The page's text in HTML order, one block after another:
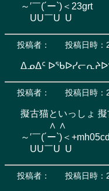
～′￣(´ー`)＜23grt
UU￣U  U
投稿者： 投稿日時：
ᐃᓄᐃᑦ
投稿者： 投稿日時：
擬古猫といっしょ
∧ ∧
～′￣(´ー`)＜
UU￣U  U
投稿者： 投稿日時